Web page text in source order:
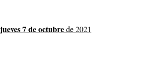
jueves 7 de octubrede 2021